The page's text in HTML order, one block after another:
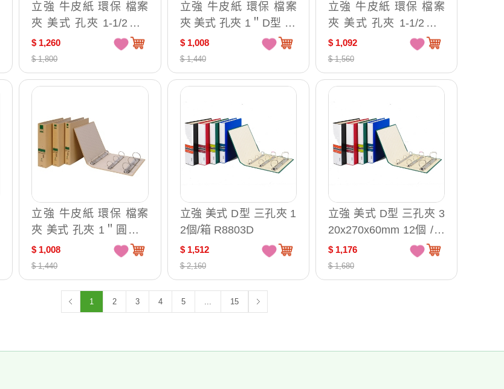
立強 牛皮紙 環保 檔案
夾 美式 孔夾 1-1/2＂D
型 12個/箱 GR8604D
$ 1,260
$ 1,800
立強 牛皮紙 環保 檔案
夾 美式 孔夾 1＂D型 12
個/箱 GR8403D
$ 1,008
$ 1,440
立強 牛皮紙 環保 檔案
夾 美式 孔夾 1-1/2＂D
型 320x270x60mm 12
個 /箱 GR8602D（特訂
品，確認訂購後無法取
消或退換）
$ 1,092
$ 1,560
立強 牛皮紙 環保 檔案
夾 美式 孔夾 1＂圓型 1
2個/箱 GR643
$ 1,008
$ 1,440
立強 美式 D型 三孔夾 1
2個/箱 R8803D
$ 1,512
$ 2,160
立強 美式 D型 三孔夾 3
20x270x60mm 12個 /箱
R8603D
$ 1,176
$ 1,680
1 2 3 4 5 ... 15